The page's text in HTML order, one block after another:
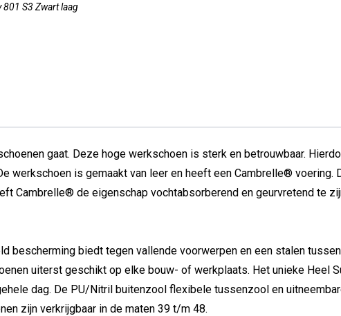
801 S3 Zwart laag
gaat. Deze hoge werkschoen is sterk en betrouwbaar.
werkschoen is gemaakt van leer en heeft een Cambrelle® voering.
Cambrelle® de eigenschap vochtabsorberend en geurvretend te
bescherming biedt tegen vallende voorwerpen en een stalen
uiterst geschikt op elke bouw- of werkplaats. Het unieke Heel
dag. De PU/Nitril buitenzool flexibele tussenzool en
zijn verkrijgbaar in de maten 39 t/m 48.